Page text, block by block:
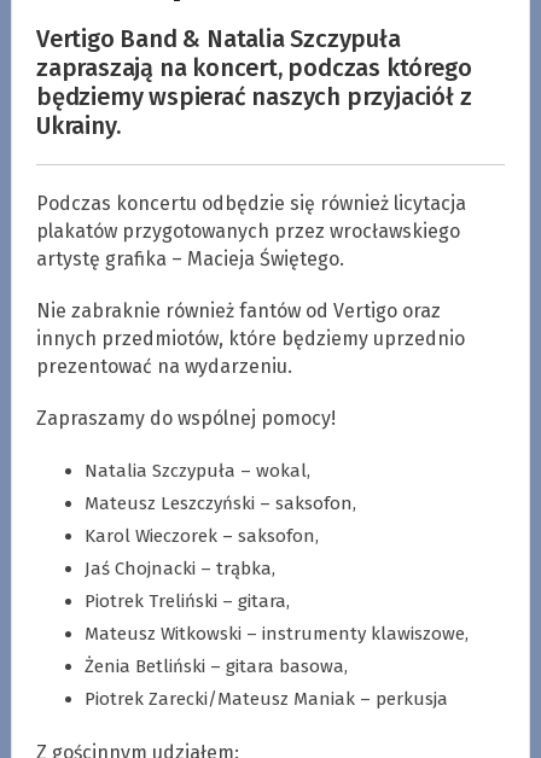
Vertigo Band & Natalia Szczypuła
zapraszają na koncert, podczas którego
będziemy wspierać naszych przyjaciół z
Ukrainy.
Podczas koncertu odbędzie się również licytacja
plakatów przygotowanych przez wrocławskiego
artystę grafika – Macieja Świętego.
Nie zabraknie również fantów od Vertigo oraz
innych przedmiotów, które będziemy uprzednio
prezentować na wydarzeniu.
Zapraszamy do wspólnej pomocy!
Natalia Szczypuła – wokal,
Mateusz Leszczyński – saksofon,
Karol Wieczorek – saksofon,
Jaś Chojnacki – trąbka,
Piotrek Treliński – gitara,
Mateusz Witkowski – instrumenty klawiszowe,
Żenia Betliński – gitara basowa,
Piotrek Zarecki/Mateusz Maniak – perkusja
Z gościnnym udziałem: